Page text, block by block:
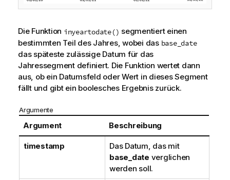
h
i
n
w
e
i
Die Funktion inyeartodate() segmentiert einen
bestimmten Teil des Jahres, wobei das base_date
das späteste zulässige Datum für das
Jahressegment definiert. Die Funktion wertet dann
aus, ob ein Datumsfeld oder Wert in dieses Segment
fällt und gibt ein boolesches Ergebnis zurück.
Argumente
Argument Beschreibung
timestamp
Das Datum, das mit
base_date verglichen
werden soll.